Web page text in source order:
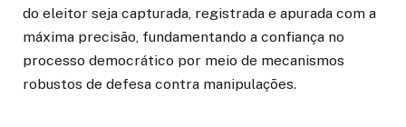
do eleitor seja capturada, registrada e apurada com a
máxima precisão, fundamentando a confiança no
processo democrático por meio de mecanismos
robustos de defesa contra manipulações.